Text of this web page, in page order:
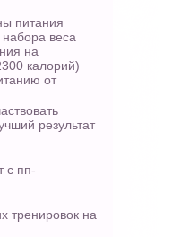
питания
веса
на
калорий)
от
результат
с пп-
тренировок на